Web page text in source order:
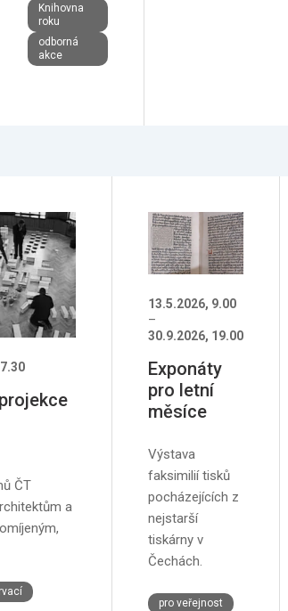
Knihovna
roku
odborná
akce
ČT
a
13.5.2026, 9.00
–
30.9.2026, 19.00
Exponáty
pro letní
měsíce
Výstava
faksimilií tisků
pocházejících z
nejstarší
tiskárny v
Čechách.
pro veřejnost